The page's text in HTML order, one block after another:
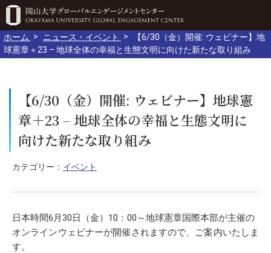
ホーム ニュース・イベント
【6/30（金）開催: ウェビナー】地
球憲章＋23 – 地球全体の幸福と生態文明に向けた新たな取り組み
【6/30（金）開催: ウェビナー】地球憲
章＋23 – 地球全体の幸福と生態文明に
向けた新たな取り組み
カテゴリー： イベント
日本時間6月30日（金）10：00～地球憲章国際本部が主催の
オンラインウェビナーが開催されますので、ご案内いたしま
す。